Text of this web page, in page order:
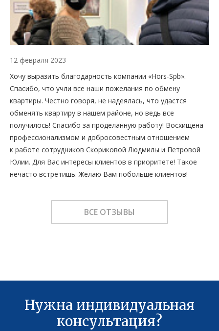
12 февраля 2023
Хочу выразить благодарность компании «Hors-Spb».
Спасибо, что учли все наши пожелания по обмену
квартиры. Честно говоря, не надеялась, что удастся
обменять квартиру в нашем районе, но ведь все
получилось! Спасибо за проделанную работу! Восхищена
профессионализмом и добросовестным отношением
к работе сотрудников Скориковой Людмилы и Петровой
Юлии. Для Вас интересы клиентов в приоритете! Такое
нечасто встретишь. Желаю Вам побольше клиентов!
ВСЕ ОТЗЫВЫ
Нужна индивидуальная
консультация?